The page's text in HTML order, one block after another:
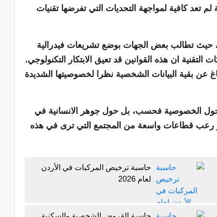
تعد كافية لمواجهة التحديات التي تفرضها تقنيات
حيث تطالب بعض الجهات بوضع تشريعات فيدرالية
ان هذه القوانين قد تعيق الابتكار التكنولوجي.
عن بقية البيانات الشخصية نظرا لخصوصيتها الشديدة
الخصوصية فحسب، بل حول جوهر الانسانية في
رعب قطاعات واسعة من المجتمع التي ترى في هذه
حاسبة ترخيص المركبات في الأردن
لعام 2026